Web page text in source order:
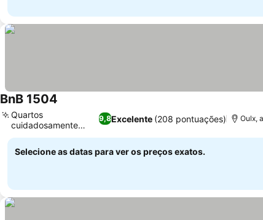
BnB 1504
9,8Excelente (208 pontuações)
Quartos
cuidadosamente
projetados
Oulx,
Selecione as datas para ver os preços exatos.